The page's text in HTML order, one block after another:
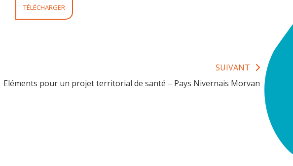
TÉLÉCHARGER
SUIVANT
Eléments pour un projet territorial de santé – Pays Nivernais Morvan